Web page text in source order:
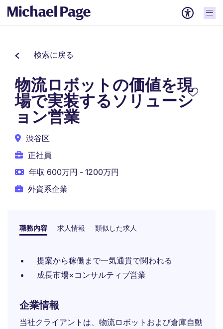
検索に戻る
物流ロボットの価値を現
場で実装するソリューシ
ョン営業
渋谷区
正社員
年収 600万円 - 1200万円
外資系企業
職務内容 求人情報 類似した求人
提案から稼働まで一気通貫で関われる
成長市場×コンサルティブ営業
企業情報
当社クライアントは、物流ロボットおよび倉庫自動